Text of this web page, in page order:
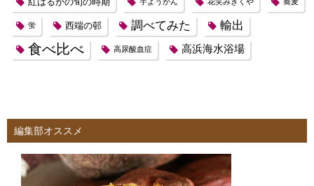
蛍 西端の邨 調べてみた 輸出
食べ比べ 高尿酸血症 高浜海水浴場
編集部オススメ